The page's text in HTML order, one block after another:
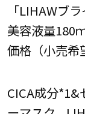
「LIHAWブ
美容液量180
価格（小売希
CICA成分